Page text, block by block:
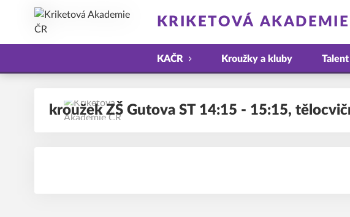
KRIKETOVÁ AKADEMIE
KAČR Kroužky a kluby
kroužek ZŠ Gutova ST 14:15 - 15:15,